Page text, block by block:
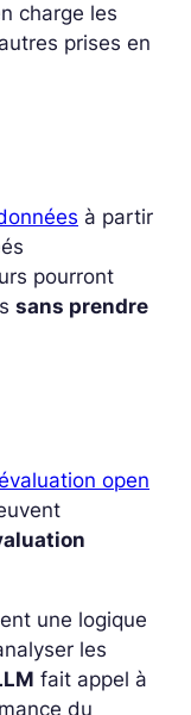
charge les
prises en
à partir
pourront
sans prendre
open
une logique
les
fait appel à
du